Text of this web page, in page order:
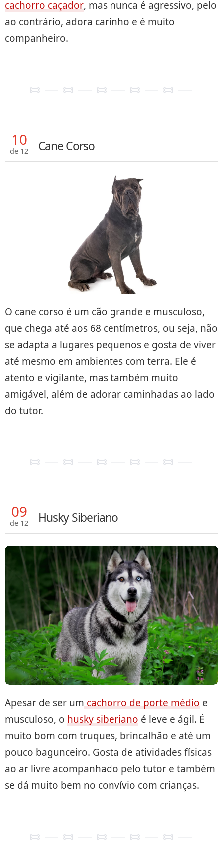
cachorro caçador, mas nunca é agressivo, pelo
ao contrário, adora carinho e é muito
companheiro.
10
de 12 Cane Corso
O cane corso é um cão grande e musculoso,
que chega até aos 68 centímetros, ou seja, não
se adapta a lugares pequenos e gosta de viver
até mesmo em ambientes com terra. Ele é
atento e vigilante, mas também muito
amigável, além de adorar caminhadas ao lado
do tutor.
09
de 12 Husky Siberiano
Apesar de ser umcachorro de porte médio e
musculoso, o husky siberiano é leve e ágil. É
muito bom com truques, brincalhão e até um
pouco bagunceiro. Gosta de atividades físicas
ao ar livre acompanhado pelo tutor e também
se dá muito bem no convívio com crianças.